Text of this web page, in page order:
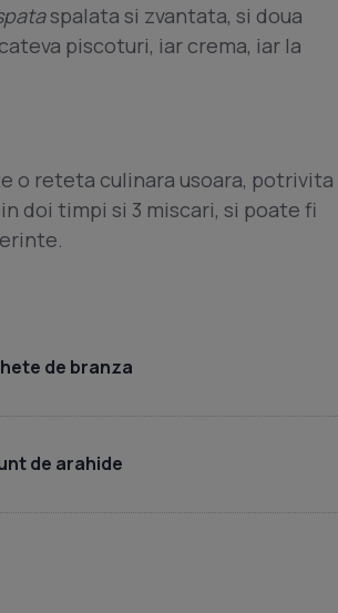
spalata si zvantata, si doua
piscoturi, iar crema, iar la
o reteta culinara usoara, potrivita
doi timpi si 3 miscari, si poate fi
de branza
de arahide